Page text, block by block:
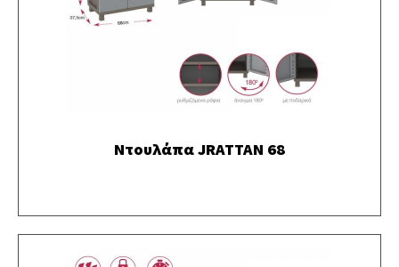
Ντουλάπα JRATTAN 68